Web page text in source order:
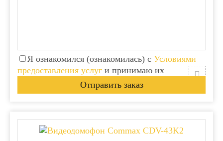
Я ознакомился (ознакомилась) с Условиями
предоставления услуг и принимаю их